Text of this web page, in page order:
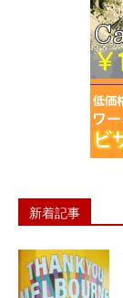
新着記事